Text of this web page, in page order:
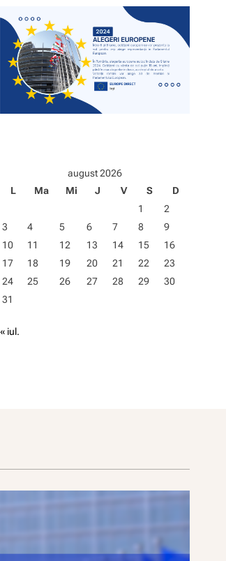
august 2026
L
Ma Mi J V S
D
1
2
3
4 5 6 7 8
9
10
11 12 13 14 15
16
17
18 19 20 21 22
23
24
25 26 27 28 29
30
31
« iul.